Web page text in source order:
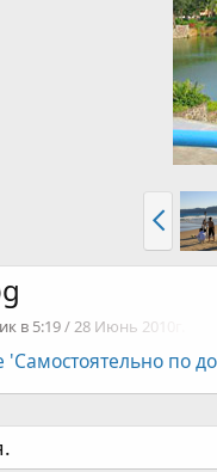
в 5:19 / 28 Июнь 2010г.
по